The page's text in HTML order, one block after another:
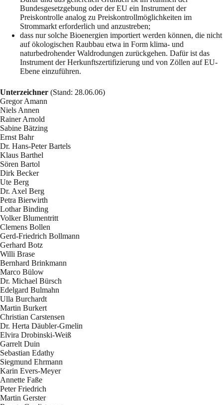
Bundesgesetzgebung oder der EU ein Instrument der
Preiskontrolle analog zu Preiskontrollmöglichkeiten im
Strommarkt erforderlich und anzustreben;
dass nur solche Bioenergien importiert werden können, die nicht
auf ökologischen Raubbau etwa in Form klima- und
naturbedrohender Waldrodungen zurückgehen. Dafür ist das
Instrument der Herkunftszertifizierung und von Zöllen auf EU-
Ebene einzuführen.
Unterzeichner (Stand: 28.06.06)
Gregor Amann
Niels Annen
Rainer Arnold
Sabine Bätzing
Ernst Bahr
Dr. Hans-Peter Bartels
Klaus Barthel
Sören Bartol
Dirk Becker
Ute Berg
Dr. Axel Berg
Petra Bierwirth
Lothar Binding
Volker Blumentritt
Clemens Bollen
Gerd-Friedrich Bollmann
Gerhard Botz
Willi Brase
Bernhard Brinkmann
Marco Bülow
Dr. Michael Bürsch
Edelgard Bulmahn
Ulla Burchardt
Martin Burkert
Christian Carstensen
Dr. Herta Däubler-Gmelin
Elvira Drobinski-Weiß
Garrelt Duin
Sebastian Edathy
Siegmund Ehrmann
Karin Evers-Meyer
Annette Faße
Peter Friedrich
Martin Gerster